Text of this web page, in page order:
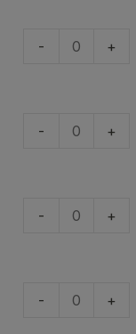
- +
- +
- +
- +